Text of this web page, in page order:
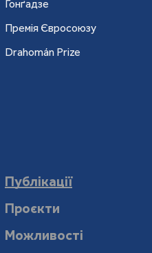
Ґонґадзе
Премія Євросоюзу
Drahomán Prize
Публікації
Проєкти
Можливості